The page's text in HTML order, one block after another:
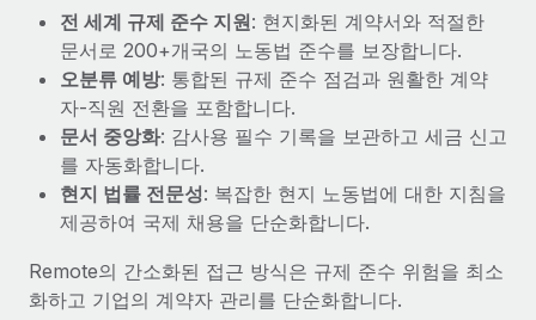
법인 설립을 빠르고 준법적으로 지원
글로벌 인재 이동 및 전근
직원 해외 이전을 간편하게 처리
복리후생
손쉬운 직원 복리후생 관리
세금
블로그 둘러보기
블로그
Remote 제품 관련 소식: Gusto 및 Xero와의 통합과
Remote의 사명은 모든 규모의 기업이 전 세계 어디서든 업무에 가
장 적합 사람을 찾아 채용 및 관리하고 급여를 지급하도록 돕는 것
전 세계 규제 준수 지원: 현지화된 계약서와 적절한
문서로 200+개국의 노동법 준수를 보장합니다.
오분류 예방: 통합된 규제 준수 점검과 원활한 계약
자-직원 전환을 포함합니다.
문서 중앙화: 감사용 필수 기록을 보관하고 세금 신고
를 자동화합니다.
현지 법률 전문성: 복잡한 현지 노동법에 대한 지침을
제공하여 국제 채용을 단순화합니다.
Remote의 간소화된 접근 방식은 규제 준수 위험을 최소
화하고 기업의 계약자 관리를 단순화합니다.